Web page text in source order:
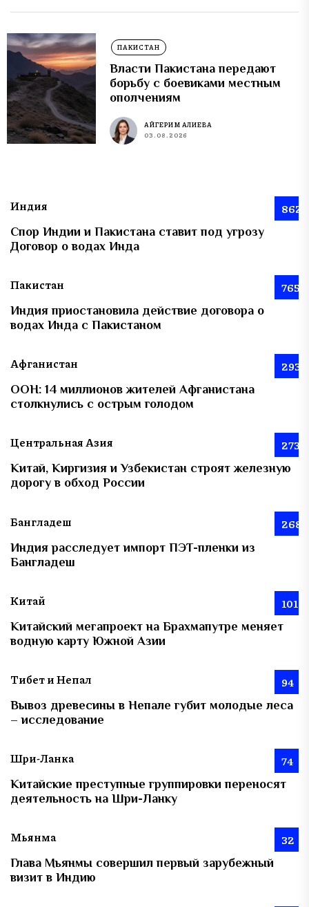
ПАКИСТАН
Власти Пакистана передают
борьбу с боевиками местным
ополчениям
АЙГЕРИМ АЛИЕВА
03.08.2026
Индия 862
Спор Индии и Пакистана ставит под угрозу
Договор о водах Инда
Пакистан 765
Индия приостановила действие договора о
водах Инда с Пакистаном
Афганистан 293
ООН: 14 миллионов жителей Афганистана
столкнулись с острым голодом
Центральная Азия 273
Китай, Киргизия и Узбекистан строят железную
дорогу в обход России
Бангладеш 268
Индия расследует импорт ПЭТ-пленки из
Бангладеш
Китай 101
Китайский мегапроект на Брахмапутре меняет
водную карту Южной Азии
Тибет и Непал 94
Вывоз древесины в Непале губит молодые леса
– исследование
Шри-Ланка 74
Китайские преступные группировки переносят
деятельность на Шри-Ланку
Мьянма 32
Глава Мьянмы совершил первый зарубежный
визит в Индию